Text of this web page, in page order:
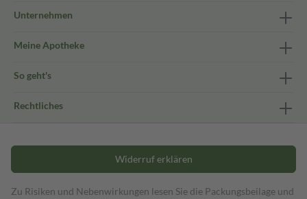
Unternehmen
Meine Apotheke
So geht's
Rechtliches
Widerruf erklären
Zu Risiken und Nebenwirkungen lesen Sie die Packungsbeilage und